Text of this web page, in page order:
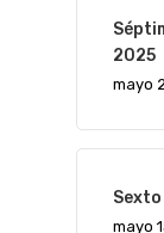
2025
mayo
mayo